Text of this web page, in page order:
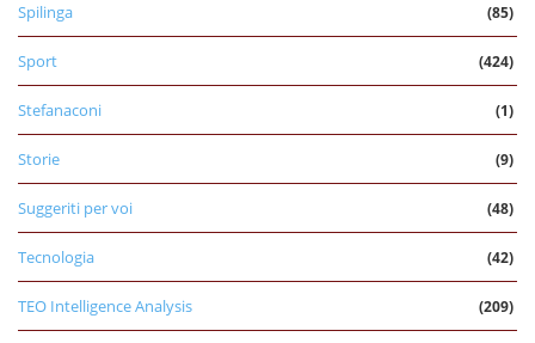
Spilinga (85)
Sport (424)
Stefanaconi (1)
Storie (9)
Suggeriti per voi (48)
Tecnologia (42)
TEO Intelligence Analysis (209)